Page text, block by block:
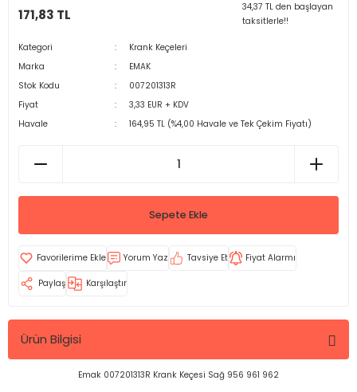
171,83 TL
34,37 TL den başlayan
taksitlerle!!
Kategori
Krank Keçeleri
Marka
EMAK
Stok Kodu
007201313R
Fiyat
3,33 EUR + KDV
Havale
164,95 TL (%4,00 Havale ve Tek Çekim Fiyatı)
Sepete Ekle
Yorum Yaz Tavsiye Et Fiyat Alarmı
Paylaş Karşılaştır
Ürün Bilgisi
Emak 007201313R Krank Keçesi Sağ 956 961 962